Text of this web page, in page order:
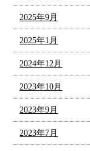
2025年9月
2025年1月
2024年12月
2023年10月
2023年9月
2023年7月